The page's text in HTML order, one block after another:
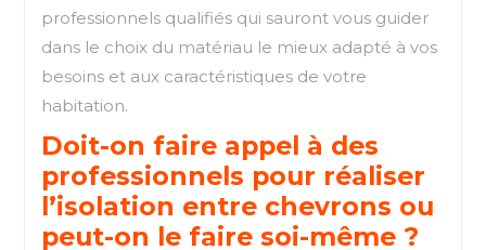
professionnels qualifiés qui sauront vous guider
dans le choix du matériau le mieux adapté à vos
besoins et aux caractéristiques de votre
habitation.
Doit-on faire appel à des
professionnels pour réaliser
l’isolation entre chevrons ou
peut-on le faire soi-même ?